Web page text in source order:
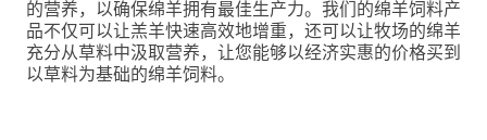
的营养，以确保绵羊拥有最佳生产力。我们的绵羊饲料产
品不仅可以让羔羊快速高效地增重，还可以让牧场的绵羊
充分从草料中汲取营养，让您能够以经济实惠的价格买到
以草料为基础的绵羊饲料。